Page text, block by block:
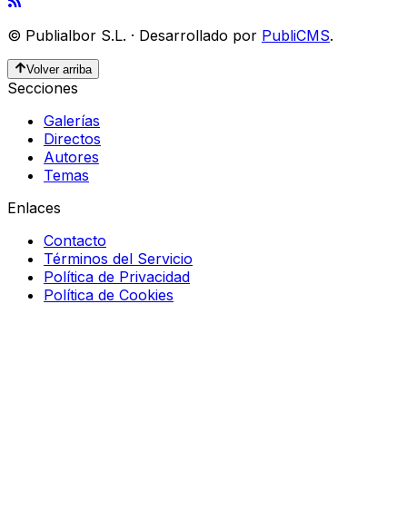
© Publialbor S.L. · Desarrollado por PubliCMS.
Volver arriba
Secciones
Galerías
Directos
Autores
Temas
Enlaces
Contacto
Términos del Servicio
Política de Privacidad
Política de Cookies